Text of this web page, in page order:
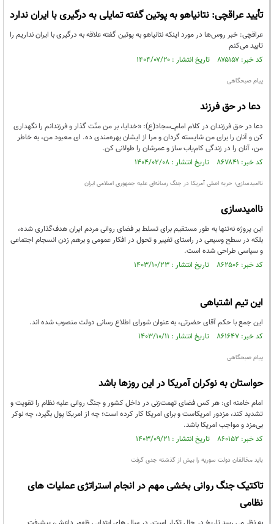
تأیید عراقچی: نتانیاهو به پوتین گفته تمایلی به درگیری با ایران ندارد
عراقچی: خبر روس‌ها در مورد اینکه نتانیاهو به پوتین گفته علاقه به درگیری با ایران نداریم را
تایید می‌کنم
کد خبر: ۸۷۵۱۵۷ تاریخ انتشار : ۱۴۰۴/۰۷/۲۰
پیام صبحگاهی
دعا در حق فرزند
دعا در حق فرزندان در کلام امام_سجاد(ع): «خدایا، بر من منّت گذار و فرزندانم را نگهداری
کن و آنان را برای من شایسته گردان و مرا از ایشان بهره‌مندی ده. ای معبود من، به خاطر
من، آنان را در زندگی کام‌یاب ساز و عمرشان را طولانی کن.
کد خبر: ۸۶۷۸۴۱ تاریخ انتشار : ۱۴۰۴/۰۲/۰۸
ناامیدسازی؛ حربه‌ اصلی آمریکا در جنگ رسانه‌ای علیه جمهوری اسلامی ایران
ناامیدسازی
این پروژه نه‌تنها به‌ طور مستقیم برای تسلط بر فضای روانی مردم ایران هدف‌گذاری شده،
بلکه در سطح وسیعی در راستای تغییر و تحول در افکار عمومی و برهم زدن انسجام اجتماعی
و سیاسی طراحی شده است.
کد خبر: ۸۶۲۵۰۶ تاریخ انتشار : ۱۴۰۳/۱۰/۲۳
این تیم اشتباهی
این جمع با حکم آقای حضرتی، به عنوان شورای اطلاع رسانی دولت منصوب شده اند.
کد خبر: ۸۶۱۶۴۷ تاریخ انتشار : ۱۴۰۳/۱۰/۱۱
پیام صبحگاهی
حواستان به نوکران آمریکا در این روزها باشد
امام خامنه ای: هر كس فضاى تهمت‌زنى در داخل كشور و جنگ روانى عليه نظام را تقويت و
تشديد كند، مزدور امريكاست و براى امريكا كار كرده است؛ چه از امريكا پول بگيرد، چه نوكر
بى‌مزد و مواجب امريكا باشد.
کد خبر: ۸۶۰۱۵۲ تاریخ انتشار : ۱۴۰۳/۰۹/۲۱
باید مخالفان دولت سوریه را بیش از گذشته جدی گرفت
تاکتیک جنگ روانی بخشی مهم در انجام استراتژی عملیات های
نظامی